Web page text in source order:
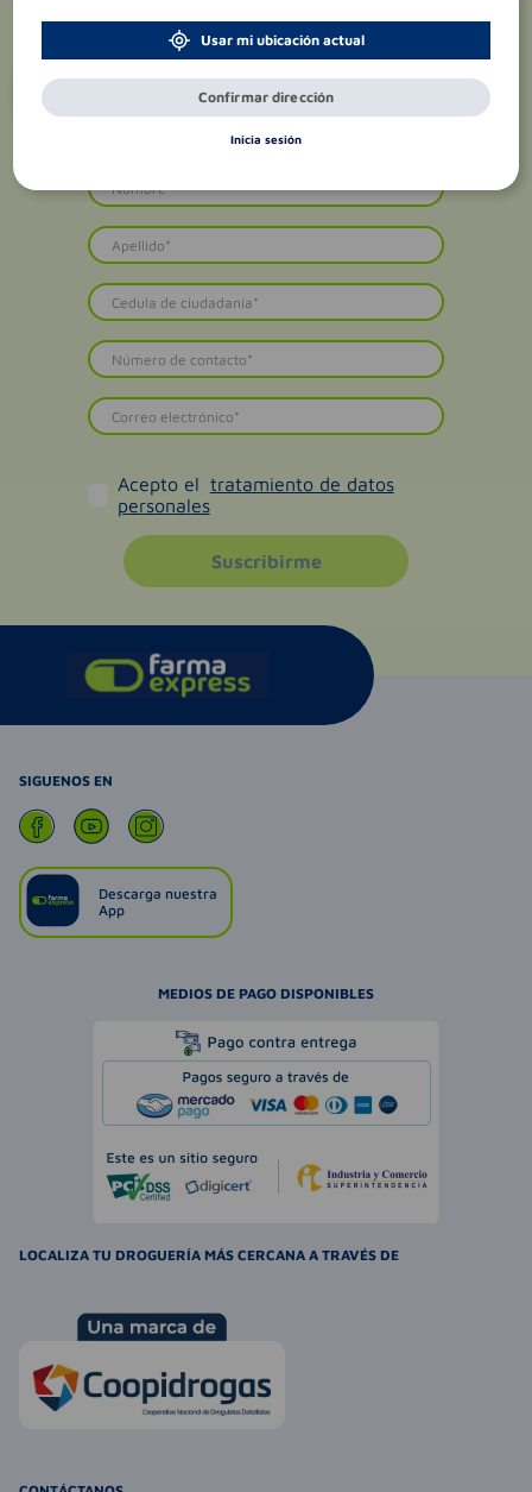
¡Suscríbete y recibepromociones
exclusivas!
Acepto el tratamiento de datos
personales
Suscribirme
SIGUENOS EN
Descarga nuestra
App
MEDIOS DE PAGO DISPONIBLES
LOCALIZA TU DROGUERÍA MÁS CERCANA A TRAVÉS DE
Usar mi ubicación actual
Confirmar dirección
Inicia sesión